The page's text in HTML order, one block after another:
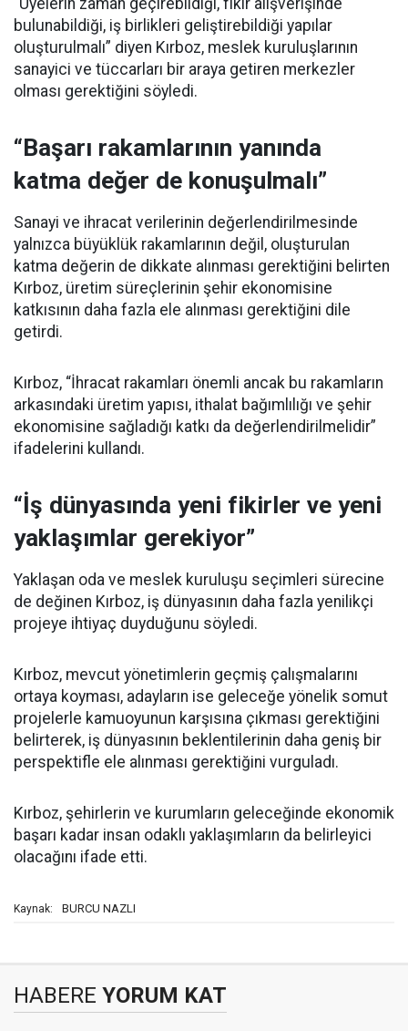
“Üyelerin zaman geçirebildiği, fikir alışverişinde
bulunabildiği, iş birlikleri geliştirebildiği yapılar
oluşturulmalı” diyen Kırboz, meslek kuruluşlarının
sanayici ve tüccarları bir araya getiren merkezler
olması gerektiğini söyledi.
“Başarı rakamlarının yanında
katma değer de konuşulmalı”
Sanayi ve ihracat verilerinin değerlendirilmesinde
yalnızca büyüklük rakamlarının değil, oluşturulan
katma değerin de dikkate alınması gerektiğini belirten
Kırboz, üretim süreçlerinin şehir ekonomisine
katkısının daha fazla ele alınması gerektiğini dile
getirdi.
Kırboz, “İhracat rakamları önemli ancak bu rakamların
arkasındaki üretim yapısı, ithalat bağımlılığı ve şehir
ekonomisine sağladığı katkı da değerlendirilmelidir”
ifadelerini kullandı.
“İş dünyasında yeni fikirler ve yeni
yaklaşımlar gerekiyor”
Yaklaşan oda ve meslek kuruluşu seçimleri sürecine
de değinen Kırboz, iş dünyasının daha fazla yenilikçi
projeye ihtiyaç duyduğunu söyledi.
Kırboz, mevcut yönetimlerin geçmiş çalışmalarını
ortaya koyması, adayların ise geleceğe yönelik somut
projelerle kamuoyunun karşısına çıkması gerektiğini
belirterek, iş dünyasının beklentilerinin daha geniş bir
perspektifle ele alınması gerektiğini vurguladı.
Kırboz, şehirlerin ve kurumların geleceğinde ekonomik
başarı kadar insan odaklı yaklaşımların da belirleyici
olacağını ifade etti.
Kaynak: BURCU NAZLI
HABERE YORUM KAT